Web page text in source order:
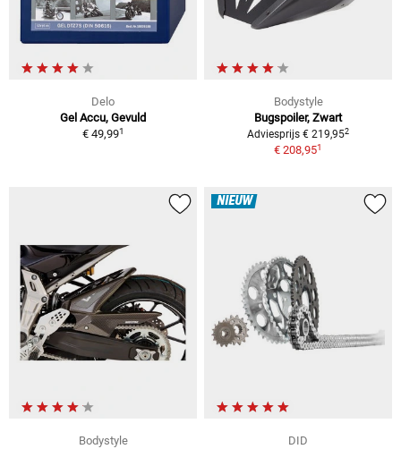
Delo
Gel Accu, Gevuld
€ 49,991
Bodystyle
Bugspoiler, Zwart
Adviesprijs € 219,952
€ 208,951
Bodystyle
NIEUW
DID